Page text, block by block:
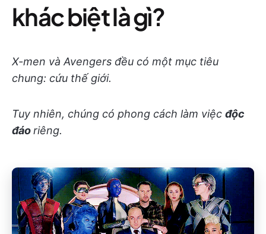
khác biệt là gì?
X-men và Avengers đều có một mục tiêu
chung: cứu thế giới.
Tuy nhiên, chúng có phong cách làm việc độc
đáoriêng.